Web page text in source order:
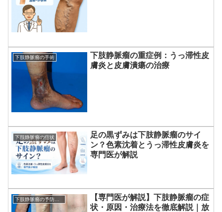
下肢静脈瘤の手術
下肢静脈瘤の重症例：うっ滞性皮
膚炎と皮膚潰瘍の治療
下肢静脈瘤の症状
足の黒ずみは下肢静脈瘤のサイ
ン？色素沈着とうっ滞性皮膚炎を
専門医が解説
下肢静脈瘤の予防方法
【専門医が解説】下肢静脈瘤の症
状・原因・治療法を徹底解説｜放